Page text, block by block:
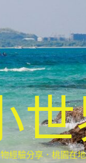
經驗分享．桃園在